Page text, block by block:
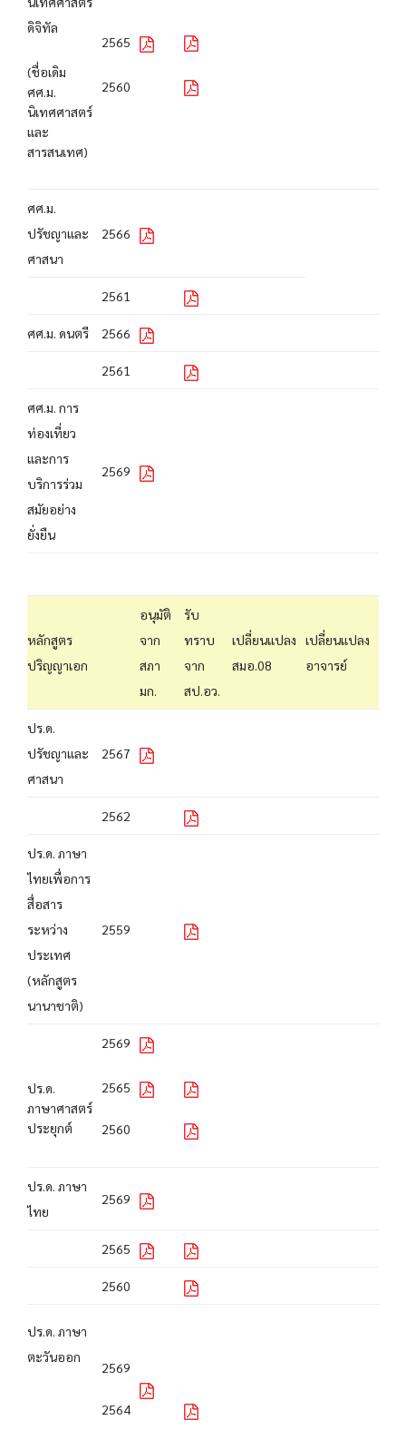
ดิจิทัล
(ชื่อเดิม
ศศ.ม.
นิเทศศาสตร์
และ
สารสนเทศ)
2565
2560
ศศ.ม.
ปรัชญาและ
ศาสนา
2566
2561
ศศ.ม. ดนตรี 2566
2561
ศศ.ม. การ
ท่องเที่ยว
และการ
บริการร่วม
สมัยอย่าง
ยั่งยืน
2569
หลักสูตร
ปริญญาเอก
อนุมัติ
จาก
สภา
มก.
รับ
ทราบ
จาก
สป.อว.
เปลี่ยนแปลง
สมอ.08
เปลี่ยนแปลง
อาจารย์
ปร.ด.
ปรัชญาและ
ศาสนา
2567
2562
ปร.ด. ภาษา
ไทยเพื่อการ
สื่อสาร
ระหว่าง
ประเทศ
(หลักสูตร
นานาชาติ)
2559
ปร.ด.
ภาษาศาสตร์
ประยุกต์
2569
2565
2560
ปร.ด. ภาษา
ไทย
2569
2565
2560
ปร.ด. ภาษา
ตะวันออก
2569
2564